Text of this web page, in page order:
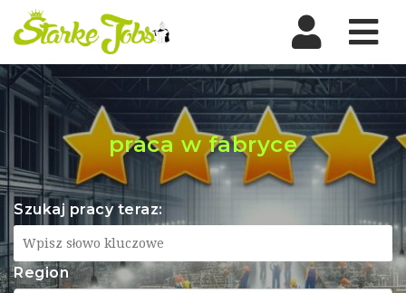
praca w fabryce
Szukaj pracy teraz:
Region